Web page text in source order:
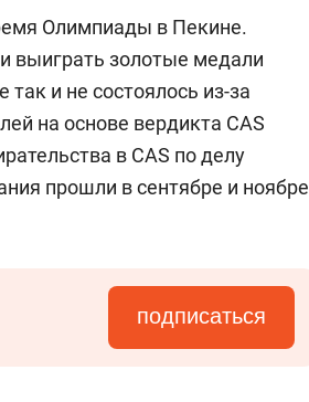
Олимпиады в Пекине.
выиграть золотые медали
и не состоялось из-за
на основе вердикта CAS
в CAS по делу
прошли в сентябре и ноябре
подписаться